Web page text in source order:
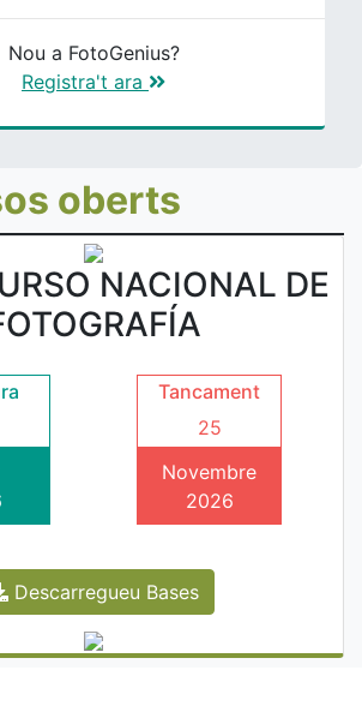
Nou a FotoGenius?
Registra't ara
oberts
NACIONAL DE
Tancament
25
Novembre
2026
Descarregueu Bases